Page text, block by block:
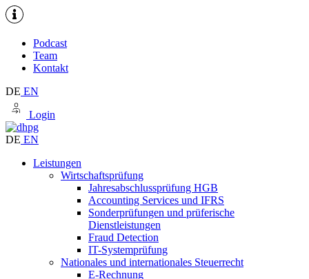
Podcast
Team
Kontakt
DE EN
Login
DE EN
Leistungen
Wirtschaftsprüfung
Jahresabschlussprüfung HGB
Accounting Services und IFRS
Sonderprüfungen und prüferische
Dienstleistungen
Fraud Detection
IT-Systemprüfung
Nationales und internationales Steuerrecht
E-Rechnung